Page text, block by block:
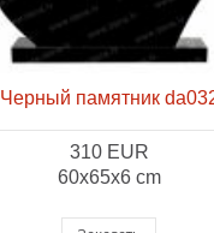
Черный памятник
310 EUR
60x65x6 cm